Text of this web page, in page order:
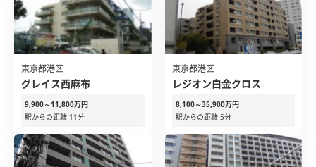
東京都港区
グレイス西麻布
9,900～11,800万円
駅からの距離 11分
東京都港区
レジオン白金クロス
8,100～35,900万円
駅からの距離 5分